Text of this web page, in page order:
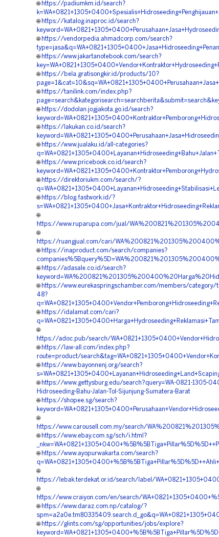
🌐 https://padiumkm.id/search?
🌐 https://katalog.inaproc.id/search?
🌐 https://vendorpedia.ahmadcorp.com/search?
🌐 https://www.jakartanotebook.com/search?
🌐 https://bela.gratisongkir.id/products/10?
🌐 https://tanilink.com/index.php?
🌐 https://dodolan.jogjakota.go.id/search?
🌐 https://lakukan.co.id/search?
🌐 https://www.jualaku.id/all-categories?
🌐 https://www.pricebook.co.id/search?
🌐 https://direktoriukm.com/search/?
🌐 https://blog.fastwork.id/?
🌐
https://www.ruparupa.com/jual/
🌐
https://ruangjual.com/cari/
🌐 https://inaproduct.com/search/companies?
🌐 https://adasale.co.id/search?
🌐 https://www.eurekaspringschamber.com/members/category/
48?
🌐 https://idalamat.com/cari?
🌐
https://adoc.pub/search/
🌐 https://law-all.com/index.php?
route=product/
🌐 https://www.bayonnenj.org/search?
🌐 https://www.gettysburg.edu/search?query=WA-0821-1305-
Hidroseeding-Bahu-Jalan-Tol-Sijunjung-Sumatera-Barat
🌐 https://shopee.sg/search?
🌐
https://www.carousell.com.my/search/
🌐 https://www.ebay.com.sg/sch/i.html?
🌐 https://www.ayopurwakarta.com/search?
🌐
https://lebak.terdekat.or.id/search/label/
🌐
https://www.craiyon.com/en/search/
🌐 https://www.daraz.com.np/catalog/?
🌐 https://glints.com/sg/opportunities/jobs/explore?